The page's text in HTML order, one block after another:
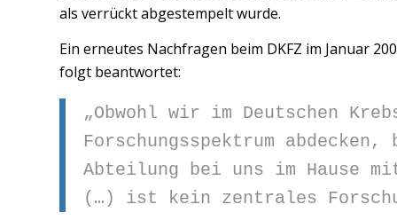
als verrückt abgestempelt wurde.
Ein erneutes Nachfragen beim DKFZ im Januar
folgt beantwortet:
„Obwohl wir im Deutschen
Forschungsspektrum
Abteilung bei uns im Hause
(…) ist kein zentrales